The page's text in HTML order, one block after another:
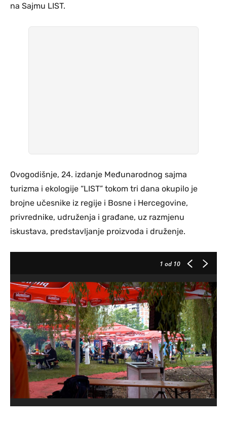
na Sajmu LIST.
Ovogodišnje, 24. izdanje Međunarodnog sajma
turizma i ekologije “LIST” tokom tri dana okupilo je
brojne učesnike iz regije i Bosne i Hercegovine,
privrednike, udruženja i građane, uz razmjenu
iskustava, predstavljanje proizvoda i druženje.
1 od 10